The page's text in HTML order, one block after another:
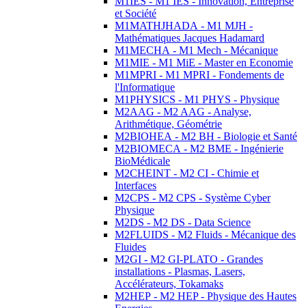
et Société
M1MATHJHADA - M1 MJH -
Mathématiques Jacques Hadamard
M1MECHA - M1 Mech - Mécanique
M1MIE - M1 MiE - Master en Economie
M1MPRI - M1 MPRI - Fondements de
l'Informatique
M1PHYSICS - M1 PHYS - Physique
M2AAG - M2 AAG - Analyse,
Arithmétique, Géométrie
M2BIOHEA - M2 BH - Biologie et Santé
M2BIOMECA - M2 BME - Ingénierie
BioMédicale
M2CHEINT - M2 CI - Chimie et
Interfaces
M2CPS - M2 CPS - Système Cyber
Physique
M2DS - M2 DS - Data Science
M2FLUIDS - M2 Fluids - Mécanique des
Fluides
M2GI - M2 GI-PLATO - Grandes
installations - Plasmas, Lasers,
Accélérateurs, Tokamaks
M2HEP - M2 HEP - Physique des Hautes